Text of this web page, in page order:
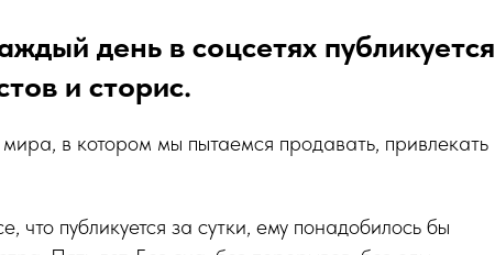
день в соцсетях публикуется
и сторис.
в котором мы пытаемся продавать, привлекать
что публикуется за сутки, ему понадобилось бы